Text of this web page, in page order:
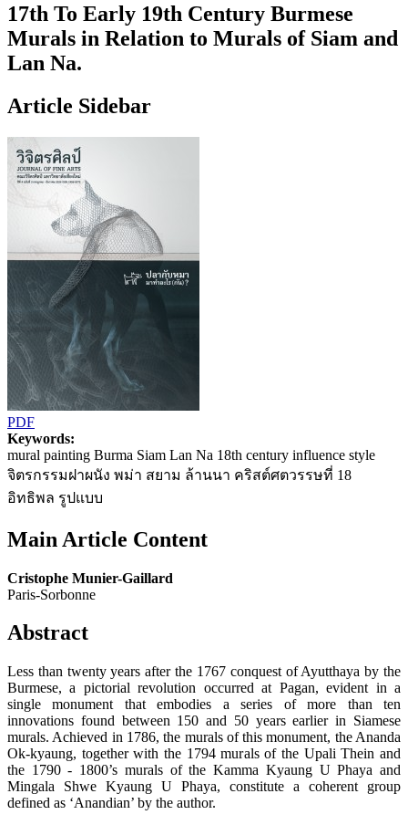
17th To Early 19th Century Burmese
Murals in Relation to Murals of Siam and
Lan Na.
Article Sidebar
PDF
Keywords:
mural painting Burma Siam Lan Na 18th century influence style
จิตรกรรมฝาผนัง พม่า สยาม ล้านนา คริสต์ศตวรรษที่ 18
อิทธิพล รูปแบบ
Main Article Content
Cristophe Munier-Gaillard
Paris-Sorbonne
Abstract
Less than twenty years after the 1767 conquest of Ayutthaya by the
Burmese, a pictorial revolution occurred at Pagan, evident in a
single monument that embodies a series of more than ten
innovations found between 150 and 50 years earlier in Siamese
murals. Achieved in 1786, the murals of this monument, the Ananda
Ok-kyaung, together with the 1794 murals of the Upali Thein and
the 1790 - 1800’s murals of the Kamma Kyaung U Phaya and
Mingala Shwe Kyaung U Phaya, constitute a coherent group
defined as ‘Anandian’ by the author.